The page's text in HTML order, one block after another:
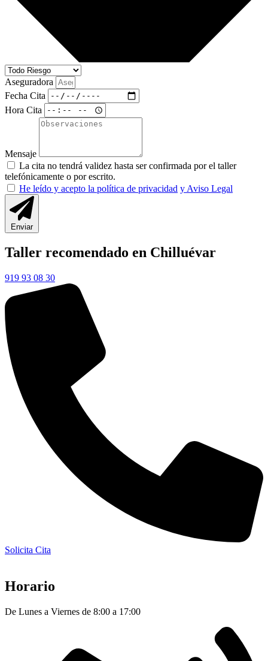
Aseguradora
Fecha Cita
Hora Cita
Mensaje
La cita no tendrá validez hasta ser confirmada por el taller
telefónicamente o por escrito.
He leído y acepto la política de privacidad y Aviso Legal
Enviar
Taller recomendado en Chilluévar
919 93 08 30
Solicita Cita
Horario
De Lunes a Viernes de 8:00 a 17:00